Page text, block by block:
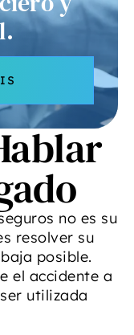
no es su
resolver su
posible.
el accidente a
utilizada